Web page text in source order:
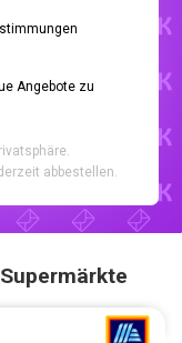
Angebote zu
abbestellen.